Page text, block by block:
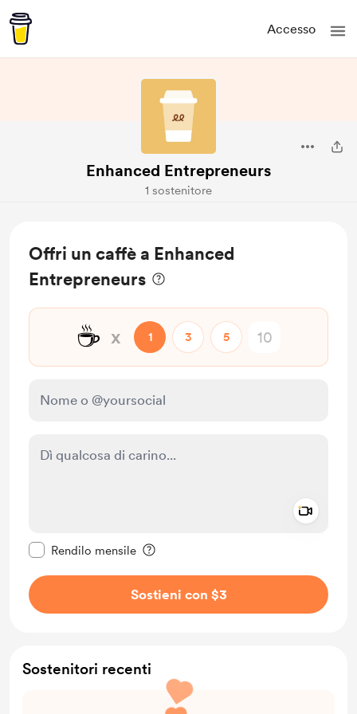
Accesso
Enhanced Entrepreneurs
1 sostenitore
Offri un caffè a Enhanced
Entrepreneurs
☕ x 1 3 5
Rendilo mensile
Sostieni con $3
Sostenitori recenti